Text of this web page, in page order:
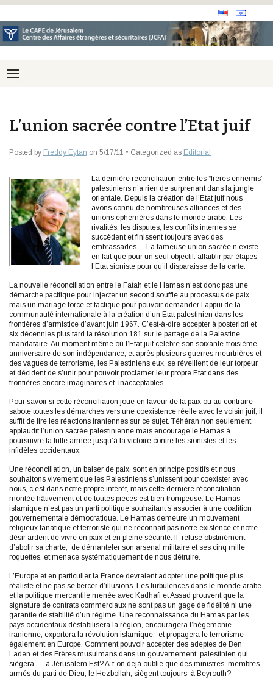
L’union sacrée contre l’Etat juif
Posted by Freddy Eytan on 5/17/11 • Categorized as Editorial
La dernière réconciliation entre les “frères ennemis”
palestiniens n’a rien de surprenant dans la jungle
orientale. Depuis la création de l’Etat juif nous
avons connu de nombreuses alliances et des
unions éphémères dans le monde arabe. Les
rivalités, les disputes, les conflits internes se
succèdent et finissent toujours avec des
embrassades… La fameuse union sacrée n’existe
en fait que pour un seul objectif: affaiblir par étapes
l’Etat sioniste pour qu’il disparaisse de la carte.
La nouvelle réconciliation entre le Fatah et le Hamas n’est donc pas une
démarche pacifique pour injecter un second souffle au processus de paix
mais un mariage forcé et tactique pour pouvoir demander l’appui de la
communauté internationale à la création d’un Etat palestinien dans les
frontières d’armistice d’avant juin 1967. C’est-à-dire accepter à posteriori et
six décennies plus tard la résolution 181 sur le partage de la Palestine
mandataire. Au moment même où l’Etat juif célèbre son soixante-troisième
anniversaire de son indépendance, et après plusieurs guerres meurtrières et
des vagues de terrorisme, les Palestiniens eux, se réveillent de leur torpeur
et décident de s’unir pour pouvoir proclamer leur propre Etat dans des
frontières encore imaginaires et inacceptables.
Pour savoir si cette réconciliation joue en faveur de la paix ou au contraire
sabote toutes les démarches vers une coexistence réelle avec le voisin juif, il
suffit de lire les réactions iraniennes sur ce sujet. Téhéran non seulement
applaudit l’union sacrée palestinienne mais encourage le Hamas à
poursuivre la lutte armée jusqu’à la victoire contre les sionistes et les
infidèles occidentaux.
Une réconciliation, un baiser de paix, sont en principe positifs et nous
souhaitons vivement que les Palestiniens s’unissent pour coexister avec
nous, c’est dans notre propre intérêt, mais cette dernière réconciliation
montée hâtivement et de toutes pièces est bien trompeuse. Le Hamas
islamique n’est pas un parti politique souhaitant s’associer à une coalition
gouvernementale démocratique. Le Hamas demeure un mouvement
religieux fanatique et terroriste qui ne reconnaît pas notre existence et notre
désir ardent de vivre en paix et en pleine sécurité. Il refuse obstinément
d’abolir sa charte, de démanteler son arsenal militaire et ses cinq mille
roquettes, et menace systématiquement de nous détruire.
L’Europe et en particulier la France devraient adopter une politique plus
réaliste et ne pas se bercer d’illusions. Les turbulences dans le monde arabe
et la politique mercantile menée avec Kadhafi et Assad prouvent que la
signature de contrats commerciaux ne sont pas un gage de fidélité ni une
garantie de stabilité d’un régime. Une reconnaissance du Hamas par les
pays occidentaux déstabilisera la région, encouragera l’hégémonie
iranienne, exportera la révolution islamique, et propagera le terrorisme
également en Europe. Comment pouvoir accepter des adeptes de Ben
Laden et des Frères musulmans dans un gouvernement palestinien qui
siègera … à Jérusalem Est? A-t-on déjà oublié que des ministres, membres
armés du parti de Dieu, le Hezbollah, siègent toujours à Beyrouth?